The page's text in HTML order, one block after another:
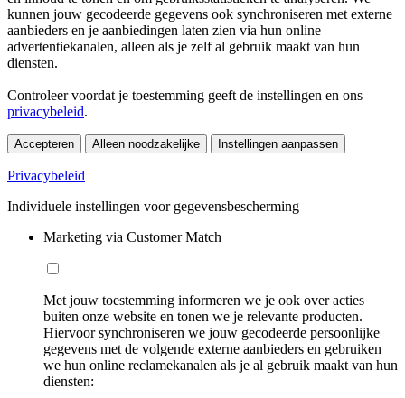
kunnen jouw gecodeerde gegevens ook synchroniseren met externe
aanbieders en je aanbiedingen laten zien via hun online
advertentiekanalen, alleen als je zelf al gebruik maakt van hun
diensten.
Controleer voordat je toestemming geeft de instellingen en ons
privacybeleid.
Accepteren Alleen noodzakelijke Instellingen aanpassen
Privacybeleid
Individuele instellingen voor gegevensbescherming
Marketing via Customer Match
Met jouw toestemming informeren we je ook over acties
buiten onze website en tonen we je relevante producten.
Hiervoor synchroniseren we jouw gecodeerde persoonlijke
gegevens met de volgende externe aanbieders en gebruiken
we hun online reclamekanalen als je al gebruik maakt van hun
diensten: